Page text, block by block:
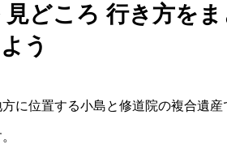
どころ 行き方を
う
に位置する小島と修道院の複合遺産